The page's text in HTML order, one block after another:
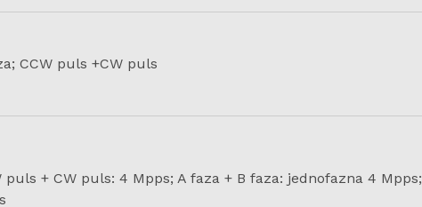
CCW puls +CW puls
puls + CW puls: 4 Mpps; A faza + B faza: jednofazna 4 Mpps;